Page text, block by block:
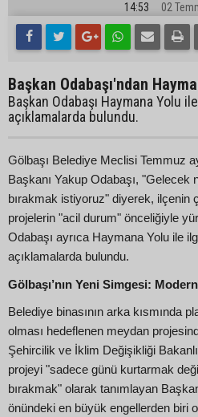
14:53 02
Başkan Odabaşı'ndan
Başkan Odabaşı Haymana Yolu
açıklamalarda bulundu.
Gölbaşı Belediye Meclisi Temmuz
Başkanı Yakup Odabaşı,
bırakmak istiyoruz" diyerek, ilçenin
projelerin "acil durum" önceliğiyle
Odabaşı ayrıca Haymana Yolu ile
açıklamalarda bulundu.
Gölbaşı’nın Yeni Simgesi:
Belediye binasının arka kısmında
olması hedeflenen meydan
Şehircilik ve İklim Değişikliği
projeyi "sadece günü kurtarmak
bırakmak" olarak tanımlayan
önündeki en büyük engellerden biri